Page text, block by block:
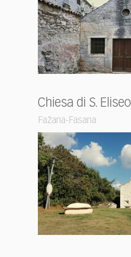
Chiesa di S. Eliseo
Fažana-Fasana